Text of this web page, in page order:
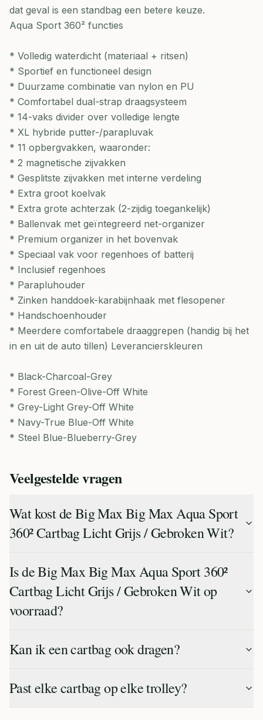
dat geval is een standbag een betere keuze.
Aqua Sport 360² functies
* Volledig waterdicht (materiaal + ritsen)
* Sportief en functioneel design
* Duurzame combinatie van nylon en PU
* Comfortabel dual-strap draagsysteem
* 14-vaks divider over volledige lengte
* XL hybride putter-/parapluvak
* 11 opbergvakken, waaronder:
* 2 magnetische zijvakken
* Gesplitste zijvakken met interne verdeling
* Extra groot koelvak
* Extra grote achterzak (2-zijdig toegankelijk)
* Ballenvak met geïntegreerd net-organizer
* Premium organizer in het bovenvak
* Speciaal vak voor regenhoes of batterij
* Inclusief regenhoes
* Parapluhouder
* Zinken handdoek-karabijnhaak met flesopener
* Handschoenhouder
* Meerdere comfortabele draaggrepen (handig bij het
in en uit de auto tillen) Leverancierskleuren
* Black-Charcoal-Grey
* Forest Green-Olive-Off White
* Grey-Light Grey-Off White
* Navy-True Blue-Off White
* Steel Blue-Blueberry-Grey
Veelgestelde vragen
Wat kost de Big Max Big Max Aqua Sport
360² Cartbag Licht Grijs / Gebroken Wit?
Is de Big Max Big Max Aqua Sport 360²
Cartbag Licht Grijs / Gebroken Wit op
voorraad?
Kan ik een cartbag ook dragen?
Past elke cartbag op elke trolley?